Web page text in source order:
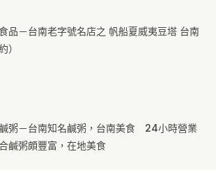
品－台南老字號名店之 帆船夏威夷豆塔 台南
）
鹹粥－台南知名鹹粥，台南美食 24小時營業
鹹粥頗豐富，在地美食